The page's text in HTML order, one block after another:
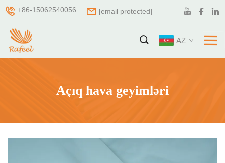
+86-15062540056 [email protected]
AZ
Açıq hava geyimləri